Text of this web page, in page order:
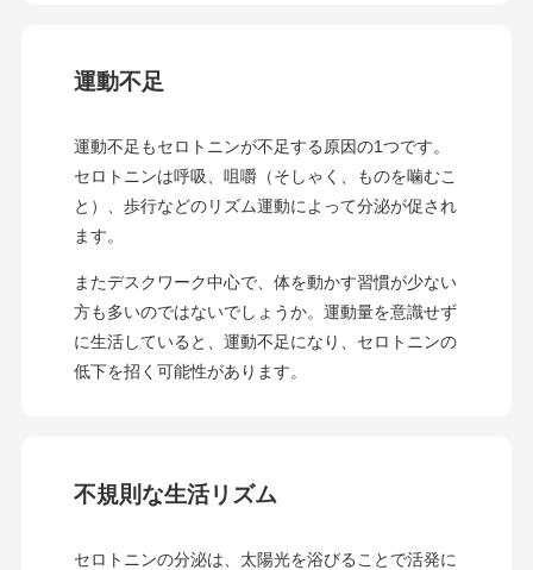
運動不足
運動不足もセロトニンが不足する原因の1つです。
セロトニンは呼吸、咀嚼（そしゃく、ものを噛むこ
と）、歩行などのリズム運動によって分泌が促され
ます。
またデスクワーク中心で、体を動かす習慣が少ない
方も多いのではないでしょうか。運動量を意識せず
に生活していると、運動不足になり、セロトニンの
低下を招く可能性があります。
不規則な生活リズム
セロトニンの分泌は、太陽光を浴びることで活発に